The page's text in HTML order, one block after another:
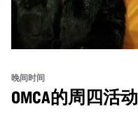
晚间时间
OMCA的周四活动